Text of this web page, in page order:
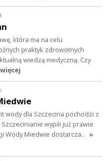
która ma na celu
praktyk zdrowotnych
wiedzą medyczną. Czy
wody dla Szczecina pochodzi z
wypili już prawie
Wody Miedwie dostarcza… »